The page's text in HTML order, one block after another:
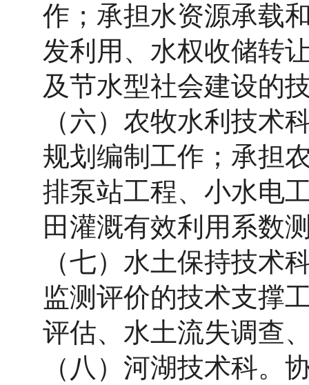
作；承担水资源承载
发利用、水权收储转
及节水型社会建设的
（六）农牧水利技术
规划编制工作；承担
排泵站工程、小水电
田灌溉有效利用系数
（七）水土保持技术
监测评价的技术支撑
评估、水土流失调查
（八）河湖技术科。